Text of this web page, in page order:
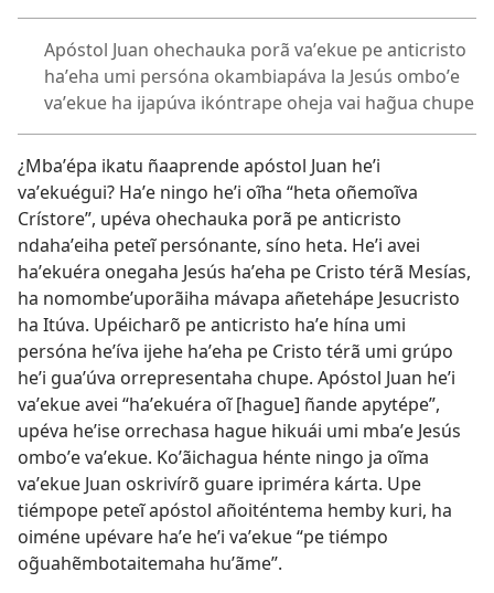
Apóstol Juan ohechauka porã vaʼekue pe anticristo
haʼeha umi persóna okambiapáva la Jesús omboʼe
vaʼekue ha ijapúva ikóntrape oheja vai hag̃ua chupe
¿Mbaʼépa ikatu ñaaprende apóstol Juan heʼi
vaʼekuégui? Haʼe ningo heʼi oĩha “heta oñemoĩva
Crístore”, upéva ohechauka porã pe anticristo
ndahaʼeiha peteĩ persónante, síno heta. Heʼi avei
haʼekuéra onegaha Jesús haʼeha pe Cristo térã Mesías,
ha nomombeʼuporãiha mávapa añetehápe Jesucristo
ha Itúva. Upéicharõ pe anticristo haʼe hína umi
persóna heʼíva ijehe haʼeha pe Cristo térã umi grúpo
heʼi guaʼúva orrepresentaha chupe. Apóstol Juan heʼi
vaʼekue avei “haʼekuéra oĩ [hague] ñande apytépe”,
upéva heʼise orrechasa hague hikuái umi mbaʼe Jesús
omboʼe vaʼekue. Koʼãichagua hénte ningo ja oĩma
vaʼekue Juan oskrivírõ guare ipriméra kárta. Upe
tiémpope peteĩ apóstol añoiténtema hemby kuri, ha
oiméne upévare haʼe heʼi vaʼekue “pe tiémpo
og̃uahẽmbotaitemaha huʼãme”.